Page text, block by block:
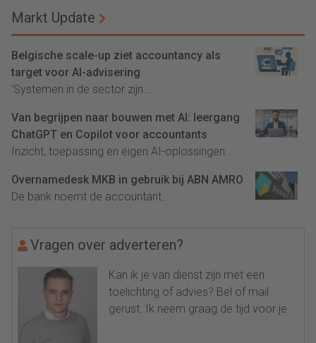
Markt Update
Belgische scale-up ziet accountancy als
target voor AI-advisering
'Systemen in de sector zijn...
Van begrijpen naar bouwen met AI: leergang
ChatGPT en Copilot voor accountants
Inzicht, toepassing en eigen AI-oplossingen...
Overnamedesk MKB in gebruik bij ABN AMRO
De bank noemt de accountant...
Vragen over adverteren?
Kan ik je van dienst zijn met een
toelichting of advies? Bel of mail
gerust. Ik neem graag de tijd voor je.